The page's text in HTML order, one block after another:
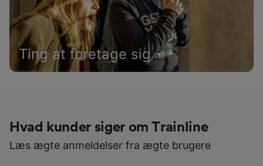
Ting at foretage sig
Hvad kunder siger om Trainline
Læs ægte anmeldelser fra ægte brugere